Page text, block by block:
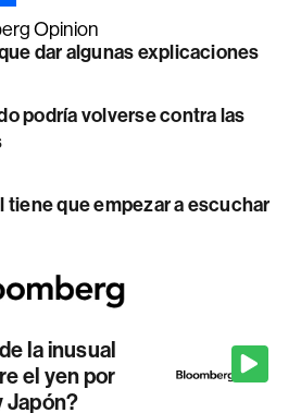
Opinion
dar algunas explicaciones
podría volverse contra las
tiene que empezar a escuchar
la inusual
el yen por
Japón?